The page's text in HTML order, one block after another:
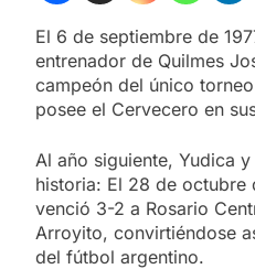
El 6 de septiembre de
entrenador de Quilmes
campeón del único
posee el Cervecero en
Al año siguiente, Yudica
historia: El 28 de octubre
venció 3-2 a Rosario
Arroyito, convirtiéndose
del fútbol argentino.